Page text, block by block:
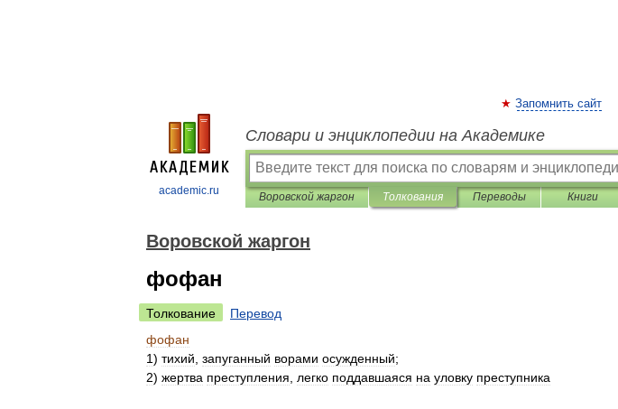
academic.ru
Запомнить сайт
Словари и энциклопедии на Академике
Воровской жаргон Толкования Переводы Книги
Воровской жаргон
фофан
Толкование
Перевод
фофан
1) тихий запуганный ворами осужденный;
2) жертва преступления легко поддавшаяся на уловку преступника